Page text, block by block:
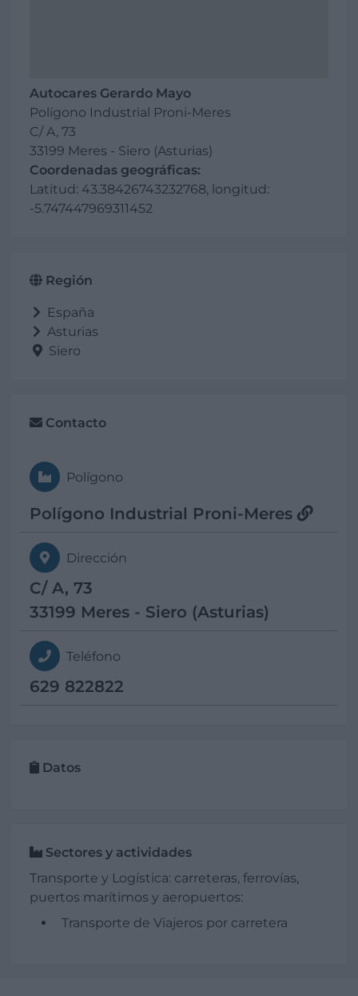
Autocares Gerardo Mayo
Polígono Industrial Proni-Meres
C/ A, 73
33199 Meres - Siero (Asturias)
Coordenadas geográficas:
Latitud: 43.38426743232768, longitud:
-5.747447969311452
Región
España
Asturias
Siero
Contacto
Polígono
Polígono Industrial Proni-Meres
Dirección
C/ A, 73
33199 Meres - Siero (Asturias)
Teléfono
629 822822
Datos
Sectores y actividades
Transporte y Logística: carreteras, ferrovías,
puertos marítimos y aeropuertos:
Transporte de Viajeros por carretera